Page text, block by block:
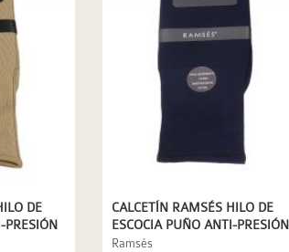
DE
PRESIÓN
CALCETÍN RAMSÉS HILO DE
ESCOCIA PUÑO ANTI-PRESIÓN
EN AZUL MARINO
Ramsés